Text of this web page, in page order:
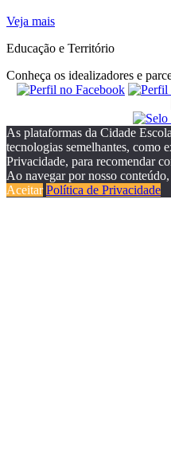
Veja mais
Educação e Território
Conheça os idealizadores e
As plataformas da Cidade
tecnologias semelhantes, como
Privacidade, para recomendar
Ao navegar por nosso
Aceitar Política de Privacidade